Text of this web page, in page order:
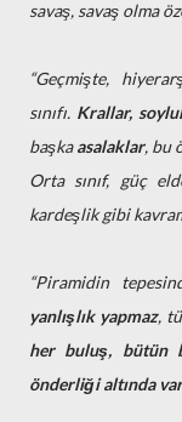
savaş, savaş olma
“Geçmişte,
sınıfı. Krallar,
başkaasalaklar, bu
Orta sınıf, güç
kardeşlik gibi
“Piramidin
yanlışlık yapmaz,
her buluş, bütün
önderliği altında